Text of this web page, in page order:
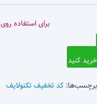
برای استفاده
خرید کنید
برچسب‌ها: کد تخفیف تکنولایف